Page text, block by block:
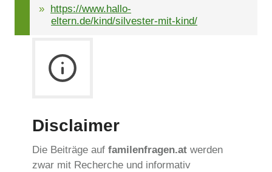
https://www.hallo-
eltern.de/kind/silvester-mit-kind/
Disclaimer
Die Beiträge auf familenfragen.at werden
zwar mit Recherche und informativ